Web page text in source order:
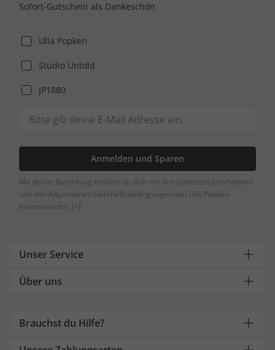
Sofort-Gutschein als Dankeschön
Ulla Popken
Studio Untold
JP1880
Anmelden und Sparen
Mit deiner Bestellung erklärst du dich mit den Datenschutzrichtlinien
und den Allgemeinen Geschäftsbedingungen von Ulla Popken
einverstanden. [+]
Unser Service
Über uns
Brauchst du Hilfe?